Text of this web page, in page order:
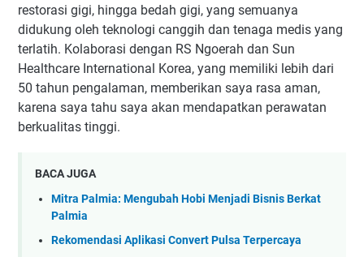
restorasi gigi, hingga bedah gigi, yang semuanya
didukung oleh teknologi canggih dan tenaga medis yang
terlatih. Kolaborasi dengan RS Ngoerah dan Sun
Healthcare International Korea, yang memiliki lebih dari
50 tahun pengalaman, memberikan saya rasa aman,
karena saya tahu saya akan mendapatkan perawatan
berkualitas tinggi.
BACA JUGA
Mitra Palmia: Mengubah Hobi Menjadi Bisnis Berkat
Palmia
Rekomendasi Aplikasi Convert Pulsa Terpercaya